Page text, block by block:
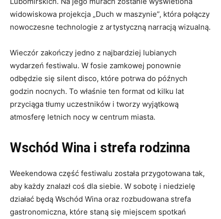
widowiskowa projekcja „Duch w maszynie”, która połączy
nowoczesne technologie z artystyczną narracją wizualną.
Wieczór zakończy jedno z najbardziej lubianych
wydarzeń festiwalu. W fosie zamkowej ponownie
odbędzie się silent disco, które potrwa do późnych
godzin nocnych. To właśnie ten format od kilku lat
przyciąga tłumy uczestników i tworzy wyjątkową
atmosferę letnich nocy w centrum miasta.
Wschód Wina i strefa rodzinna
Weekendowa część festiwalu została przygotowana tak,
aby każdy znalazł coś dla siebie. W sobotę i niedzielę
działać będą Wschód Wina oraz rozbudowana strefa
gastronomiczna, które staną się miejscem spotkań